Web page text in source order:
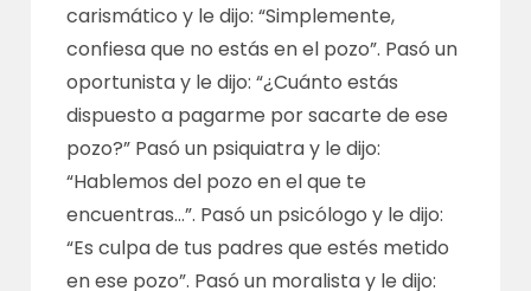
carismático y le dijo: “Simplemente,
confiesa que no estás en el pozo”. Pasó un
oportunistay le dijo: “¿Cuánto estás
dispuesto a pagarme por sacarte de ese
pozo?” Pasó un psiquiatra y le dijo:
“Hablemos del pozo en el que te
encuentras…”. Pasó un psicólogo y le dijo:
“Es culpa de tus padres que estés metido
en ese pozo”. Pasó un moralista y le dijo: